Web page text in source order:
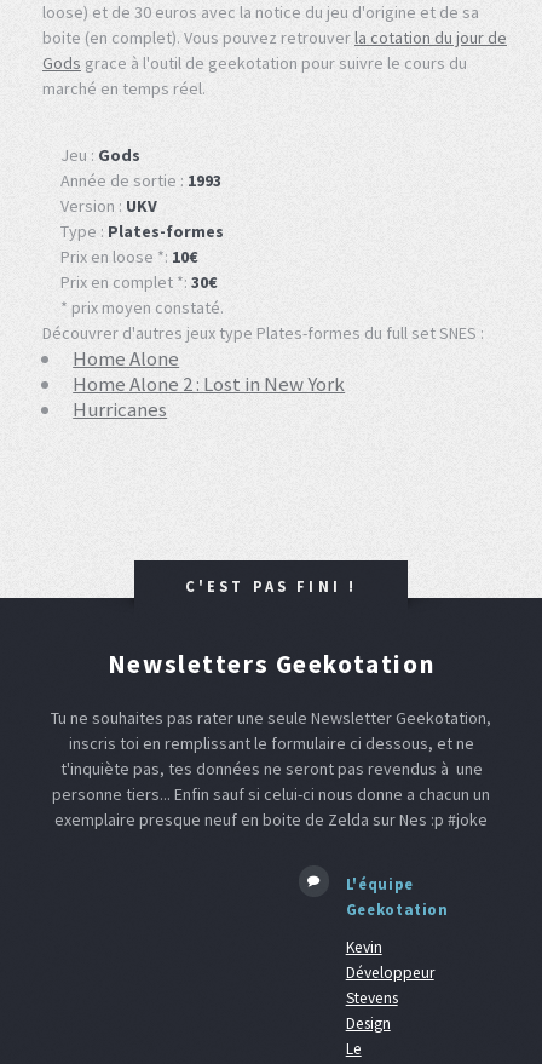
loose) et de 30 euros avec la notice du jeu d'origine et de sa
boite (en complet). Vous pouvez retrouverla cotation du jour de
Gods grace à l'outil de geekotation pour suivre le cours du
marché en temps réel.
Jeu : Gods
Année de sortie : 1993
Version : UKV
Type : Plates-formes
Prix en loose *: 10€
Prix en complet *: 30€
* prix moyen constaté.
Découvrer d'autres jeux type Plates-formes du full set SNES :
Home Alone
Home Alone 2 : Lost in New York
Hurricanes
C'EST PAS FINI !
Newsletters Geekotation
Tu ne souhaites pas rater une seule Newsletter Geekotation,
inscris toi en remplissant le formulaire ci dessous, et ne
t'inquiète pas, tes données ne seront pas revendus à une
personne tiers... Enfin sauf si celui-ci nous donne a chacun un
exemplaire presque neuf en boite de Zelda sur Nes :p #joke
L'équipe
Geekotation
Kevin
Développeur
Stevens
Design
Le